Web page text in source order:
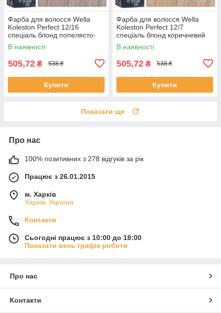
Фарба для волосся Wella
Koleston Perfect 12/16
спеціаль блонд попелясто-
фіолетовий
В наявності
505,72 ₴ 538 ₴
Купити
Фарба для волосся Wella
Koleston Perfect 12/7
спеціаль блонд коричневий
В наявності
505,72 ₴ 538 ₴
Купити
Показати ще
Про нас
100% позитивних з 278 відгуків за рік
Працює з 26.01.2015
м. Харків
Харків, Україна
Контакти
Сьогодні працює з 10:00 до 18:00
Показати весь графік роботи
Про нас
Контакти